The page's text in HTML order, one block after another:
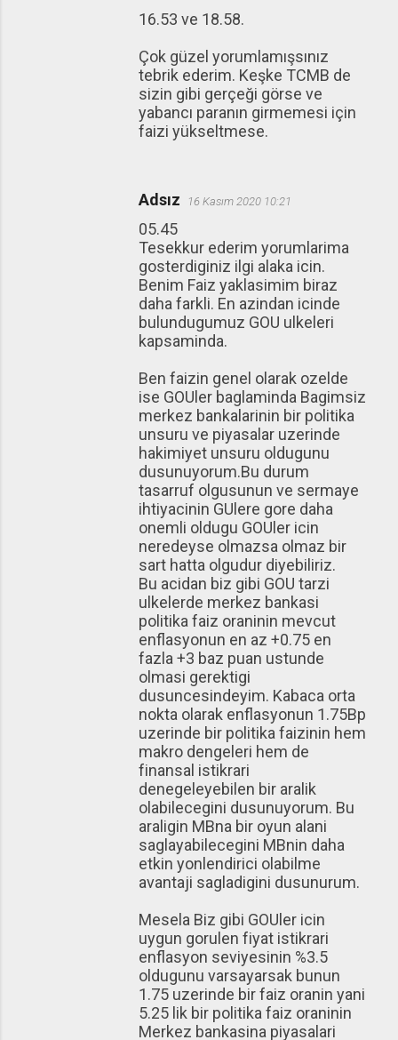
16.53 ve 18.58.
Çok güzel yorumlamışsınız
tebrik ederim. Keşke TCMB de
sizin gibi gerçeği görse ve
yabancı paranın girmemesi için
faizi yükseltmese.
Adsız 16 Kasım 2020 10:21
05.45
Tesekkur ederim yorumlarima
gosterdiginiz ilgi alaka icin.
Benim Faiz yaklasimim biraz
daha farkli. En azindan icinde
bulundugumuz GOU ulkeleri
kapsaminda.
Ben faizin genel olarak ozelde
ise GOUler baglaminda Bagimsiz
merkez bankalarinin bir politika
unsuru ve piyasalar uzerinde
hakimiyet unsuru oldugunu
dusunuyorum.Bu durum
tasarruf olgusunun ve sermaye
ihtiyacinin GUlere gore daha
onemli oldugu GOUler icin
neredeyse olmazsa olmaz bir
sart hatta olgudur diyebiliriz.
Bu acidan biz gibi GOU tarzi
ulkelerde merkez bankasi
politika faiz oraninin mevcut
enflasyonun en az +0.75 en
fazla +3 baz puan ustunde
olmasi gerektigi
dusuncesindeyim. Kabaca orta
nokta olarak enflasyonun 1.75Bp
uzerinde bir politika faizinin hem
makro dengeleri hem de
finansal istikrari
denegeleyebilen bir aralik
olabilecegini dusunuyorum. Bu
araligin MBna bir oyun alani
saglayabilecegini MBnin daha
etkin yonlendirici olabilme
avantaji sagladigini dusunurum.
Mesela Biz gibi GOUler icin
uygun gorulen fiyat istikrari
enflasyon seviyesinin %3.5
oldugunu varsayarsak bunun
1.75 uzerinde bir faiz oranin yani
5.25 lik bir politika faiz oraninin
Merkez bankasina piyasalari